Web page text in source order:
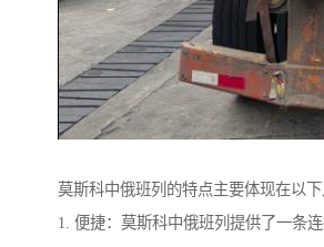
莫斯科中俄班列的特点主要体现在以下
1. 便捷：莫斯科中俄班列提供了一条